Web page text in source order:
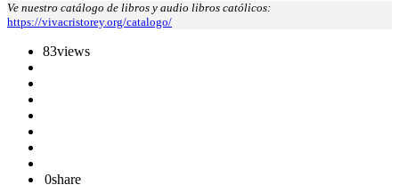
Ve nuestro catálogo de libros y audio libros católicos:
https://vivacristorey.org/catalogo/
83views
0share